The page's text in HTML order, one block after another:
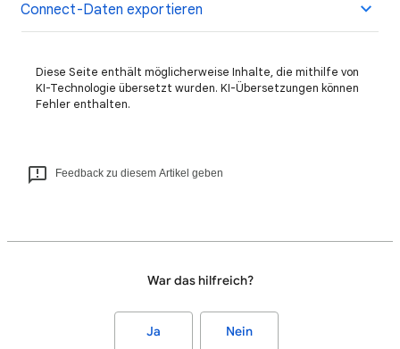
Connect-Daten exportieren
Diese Seite enthält möglicherweise Inhalte, die mithilfe von
KI-Technologie übersetzt wurden. KI-Übersetzungen können
Fehler enthalten.
Feedback zu diesem Artikel geben
War das hilfreich?
Ja Nein